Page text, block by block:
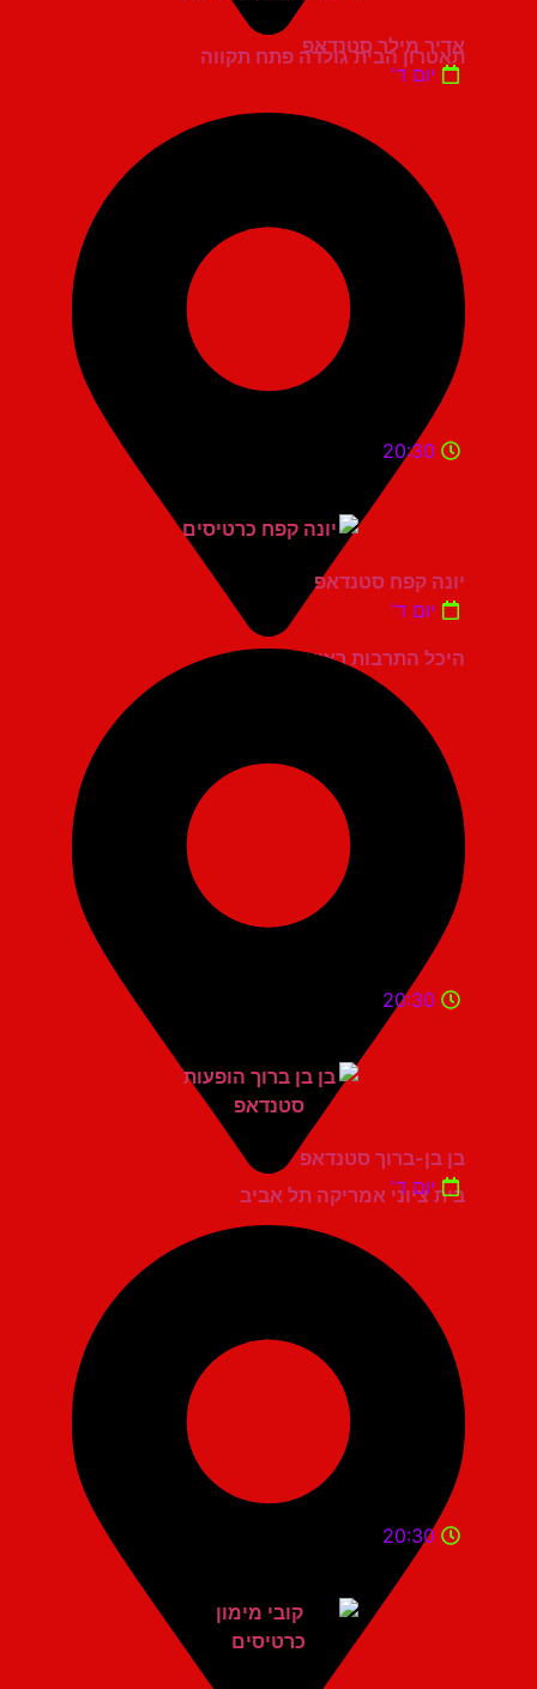
תאטרון הבית גולדה פתח תקווה
אדיר מילר סטנדאפ
יום ד'
היכל התרבות ראשון לציון
20:30
יונה קפח סטנדאפ
יום ד'
בית ציוני אמריקה תל אביב
20:30
בן בן-ברוך סטנדאפ
יום ד'
20:30